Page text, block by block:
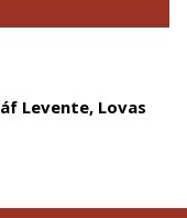
Levente, Lovas